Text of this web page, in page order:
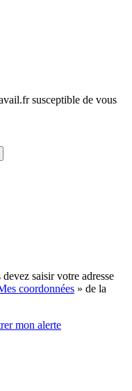
susceptible de vous
saisir votre adresse
coordonnées » de la
mon alerte